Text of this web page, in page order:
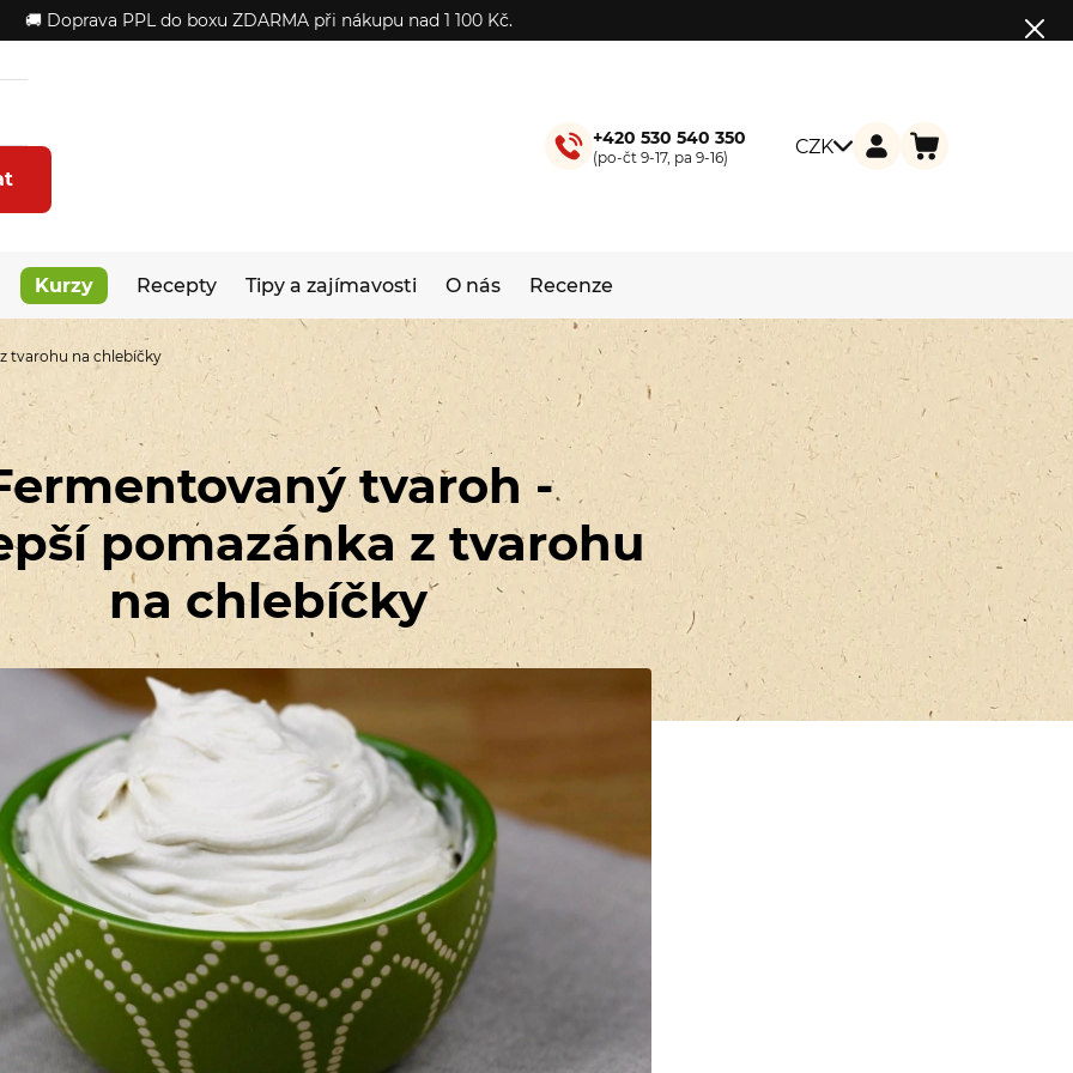
🚚 Doprava PPL do boxu ZDARMA při nákupu nad 1 100 Kč.
+420 530 540 350
(po-čt 9-17, pa 9-16) CZK
Kurzy Recepty Tipy a zajímavosti O nás Recenze
tvarohu na chlebíčky
tvaroh -
pomazánka z tvarohu
na chlebíčky